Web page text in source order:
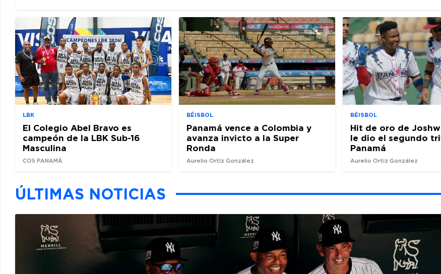
LBK
El Colegio Abel Bravo es
campeón de la LBK Sub-16
Masculina
COS PANAMÁ
BÉISBOL
Panamá vence a Colombia y
avanza invicto a la Super
Ronda
Aurelio Ortiz González
BÉISBOL
Hit de oro de
le dio el segundo
Panamá
Aurelio Ortiz González
ÚLTIMAS NOTICIAS